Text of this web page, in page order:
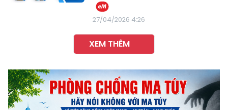
27/04/2026 4:26
XEM THÊM